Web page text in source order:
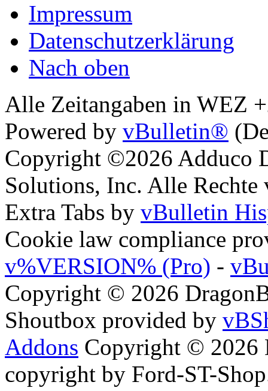
Impressum
Datenschutzerklärung
Nach oben
Alle Zeitangaben in WEZ
Powered by vBulletin®
Copyright ©2026 Adduco
Solutions, Inc. Alle Rechte
Extra Tabs by vBulletin
Cookie law compliance
v%VERSION% (Pro) -
Copyright © 2026
Shoutbox provided by
Addons Copyright © 2026
copyright by Ford-ST-